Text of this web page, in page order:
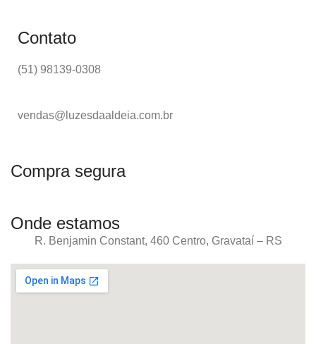
Contato
(51) 98139-0308
vendas@luzesdaaldeia.com.br
Compra segura
Onde estamos
R. Benjamin Constant, 460 Centro, Gravataí – RS